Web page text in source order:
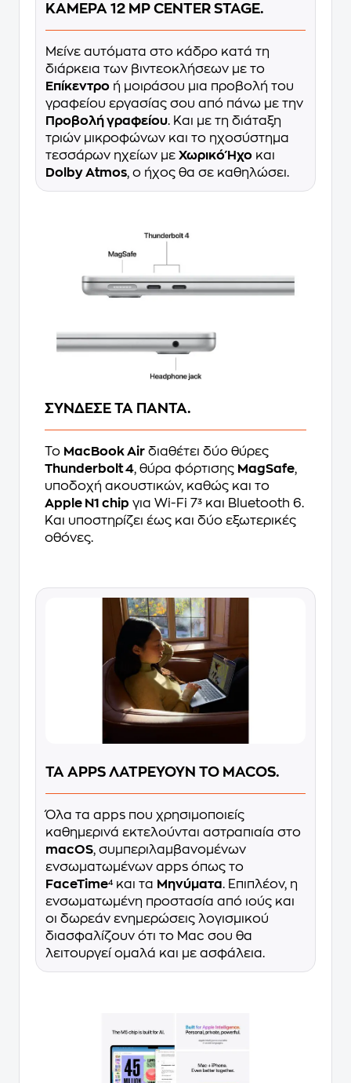
ΚΑΜΕΡΑ 12 MP CENTER STAGE.
Μείνε αυτόματα στο κάδρο κατά τη
διάρκεια των βιντεοκλήσεων με το
Επίκεντρο ή μοιράσου μια προβολή του
γραφείου εργασίας σου από πάνω με την
Προβολή γραφείου. Και με τη διάταξη
τριών μικροφώνων και το ηχοσύστημα
τεσσάρων ηχείων με Χωρικό Ήχο και
Dolby Atmos, ο ήχος θα σε καθηλώσει.
ΣΥΝΔΕΣE ΤΑ ΠΑΝΤΑ.
Το MacBook Air διαθέτει δύο θύρες
Thunderbolt 4, θύρα φόρτισης MagSafe,
υποδοχή ακουστικών, καθώς και το
Apple N1 chip για Wi-Fi 7³ και Bluetooth 6.
Και υποστηρίζει έως και δύο εξωτερικές
οθόνες.
ΤΑ APPS ΛΑΤΡΕΥΟΥΝ ΤΟ MACOS.
Όλα τα apps που χρησιμοποιείς
καθημερινά εκτελούνται αστραπιαία στο
macOS, συμπεριλαμβανομένων
ενσωματωμένων apps όπως το
FaceTime⁴ και τα Μηνύματα. Επιπλέον, η
ενσωματωμένη προστασία από ιούς και
οι δωρεάν ενημερώσεις λογισμικού
διασφαλίζουν ότι το Mac σου θα
λειτουργεί ομαλά και με ασφάλεια.